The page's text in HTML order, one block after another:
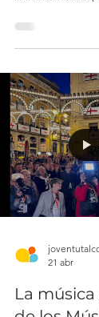
Juventud de
gallina. El
que nunca
con cada
edición de un
como una cita
creadores
compar